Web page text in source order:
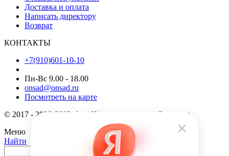
Доставка и оплата
Написать директору
Возврат
КОНТАКТЫ
+7(910)601-10-10
Пн-Вс 9.00 - 18.00
onsad@onsad.ru
Посмотреть на карте
© 2017 - 2026 ONSad.ru. Интернет-магазин Онсад.ру
Меню
Найти